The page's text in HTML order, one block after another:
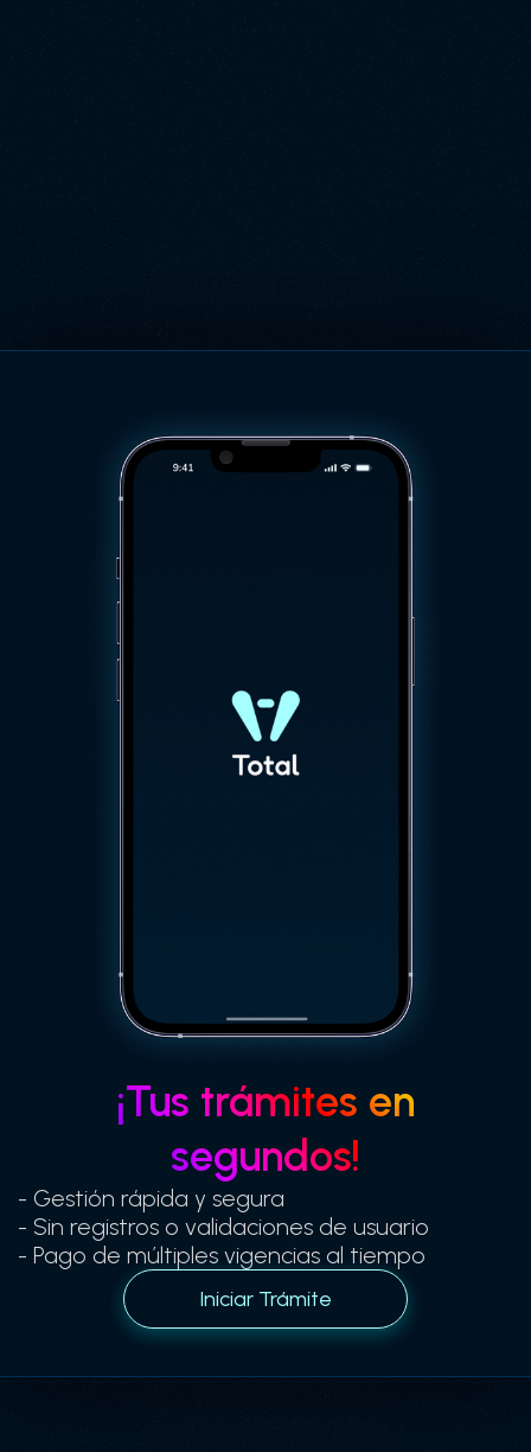
¡Tus trámites en
segundos!
- Gestión rápida y segura
- Sin registros o validaciones de usuario
- Pago de múltiples vigencias al tiempo
Iniciar Trámite